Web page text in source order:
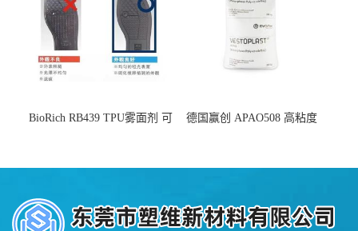
BioRich RB439 TPU雾面剂 可
德国赢创 APAO508 高粘度